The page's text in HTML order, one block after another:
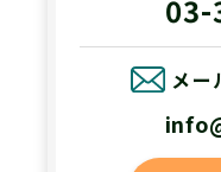
03-
メー